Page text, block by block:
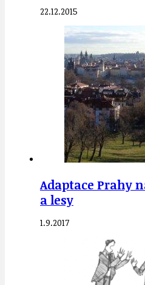
22.12.2015
Adaptace Prahy
a lesy
1.9.2017